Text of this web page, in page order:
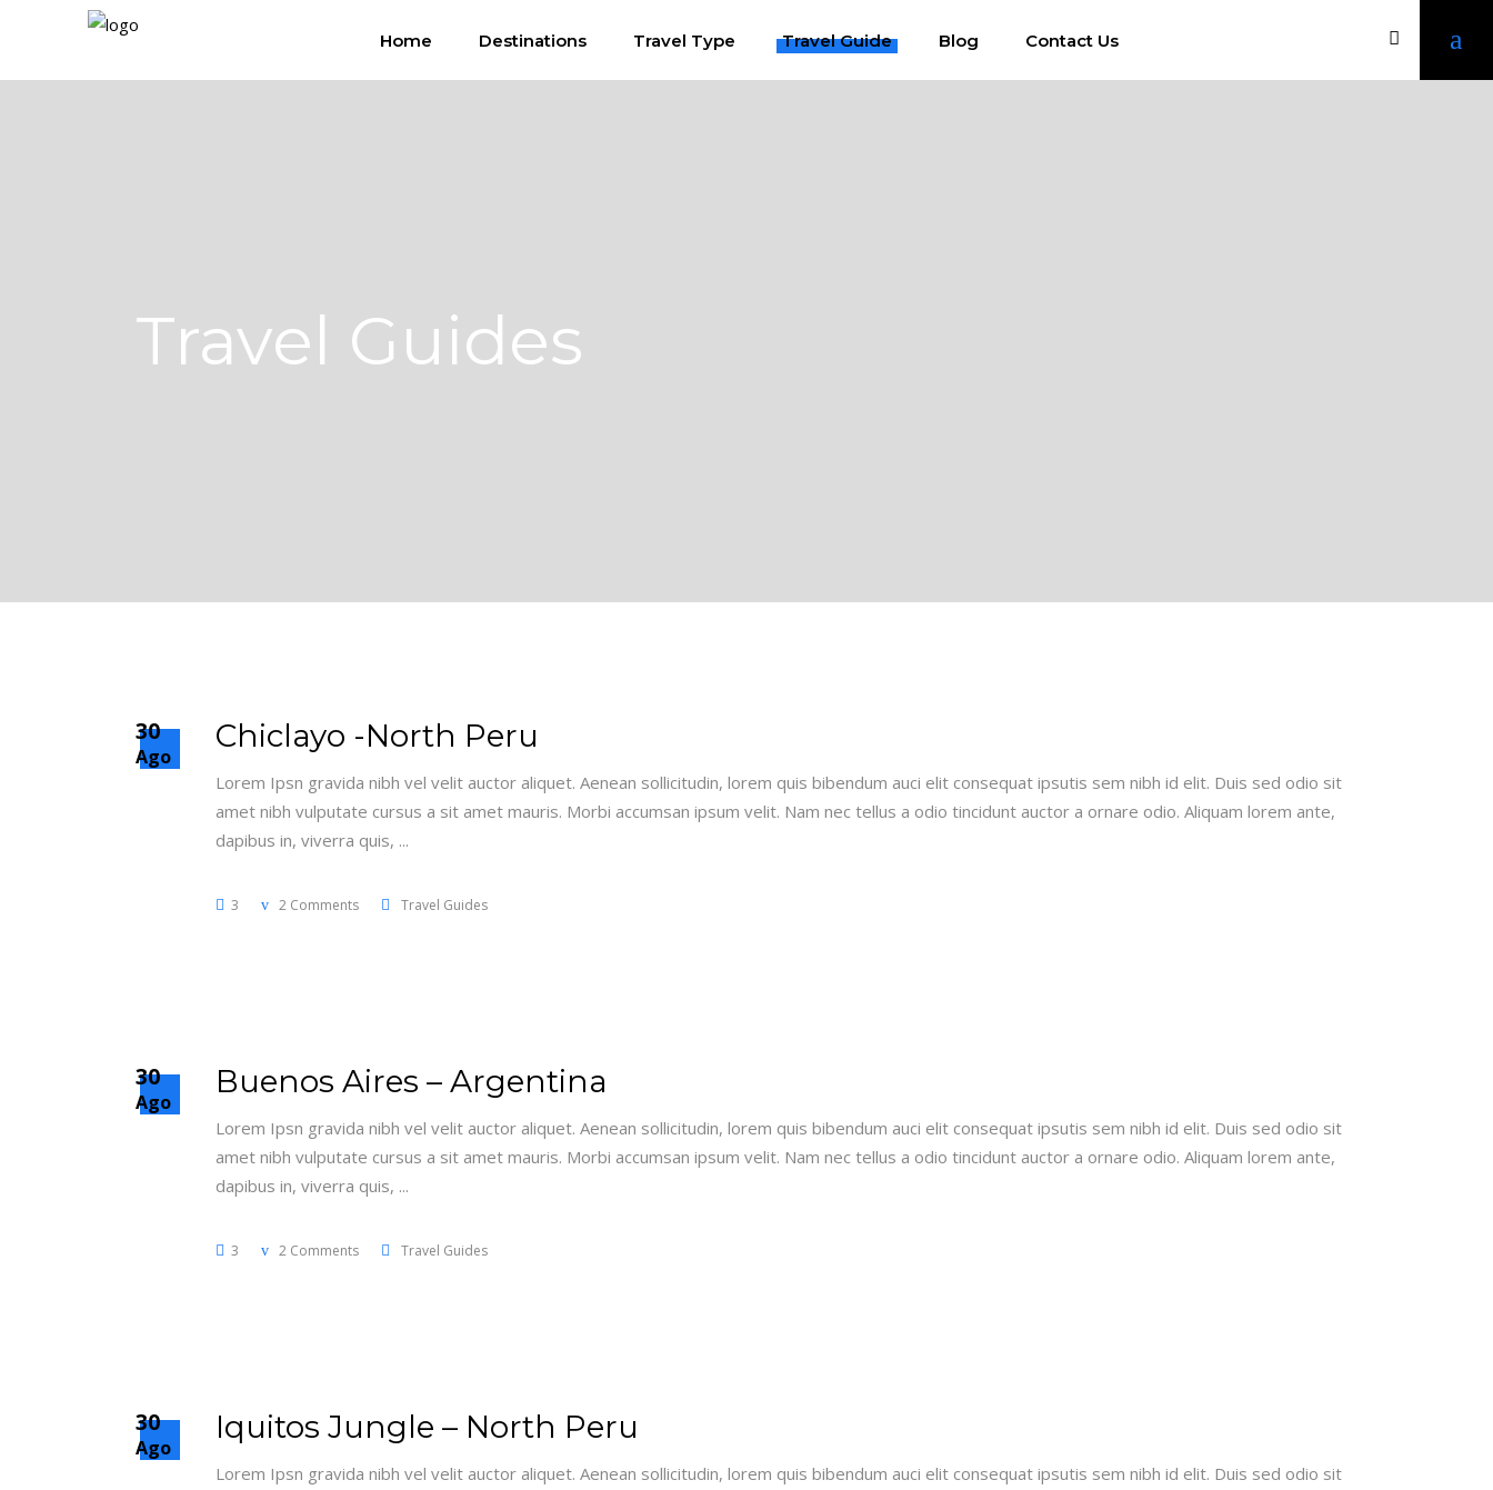
Home Destinations Travel Type Travel Guide Blog Contact Us
Travel Guides
30
Ago
Chiclayo -North Peru
Lorem Ipsn gravida nibh vel velit auctor aliquet. Aenean sollicitudin, lorem quis bibendum auci elit consequat ipsutis sem nibh id elit. Duis sed odio sit
amet nibh vulputate cursus a sit amet mauris. Morbi accumsan ipsum velit. Nam nec tellus a odio tincidunt auctor a ornare odio. Aliquam lorem ante,
dapibus in, viverra quis,
3 2 Comments Travel Guides
30
Ago
Buenos Aires – Argentina
Lorem Ipsn gravida nibh vel velit auctor aliquet. Aenean sollicitudin, lorem quis bibendum auci elit consequat ipsutis sem nibh id elit. Duis sed odio sit
amet nibh vulputate cursus a sit amet mauris. Morbi accumsan ipsum velit. Nam nec tellus a odio tincidunt auctor a ornare odio. Aliquam lorem ante,
dapibus in, viverra quis,
3 2 Comments Travel Guides
30
Ago
Iquitos Jungle – North Peru
Lorem Ipsn gravida nibh vel velit auctor aliquet. Aenean sollicitudin, lorem quis bibendum auci elit consequat ipsutis sem nibh id elit. Duis sed odio sit